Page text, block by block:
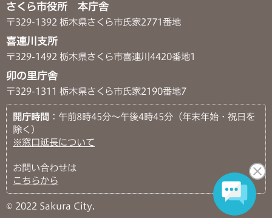
さくら市役所 本庁舎
〒329-1392 栃木県さくら市氏家2771番地
喜連川支所
〒329-1492 栃木県さくら市喜連川4420番地1
卯の里庁舎
〒329-1311 栃木県さくら市氏家2190番地7
開庁時間 ：午前8時45分～午後4時45分（年末年始・祝日を
除く）
※窓口延長について
お問い合わせは
こちらから
© 2022 Sakura City.